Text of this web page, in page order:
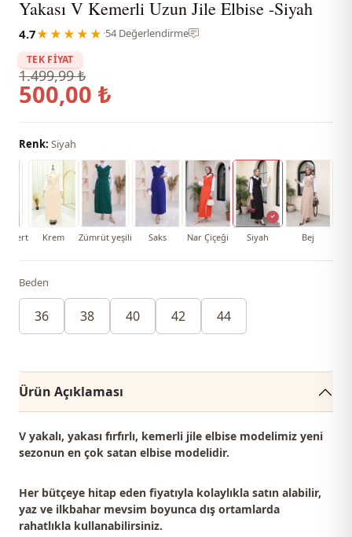
Yakası V Kemerli Uzun Jile Elbise -Siyah
4.7★★★★★ ·54 Değerlendirme
TEK FİYAT
1.499,99 ₺
500,00 ₺
Renk: Siyah
Krem Zümrüt yeşili Saks Nar Çiçeği Siyah Bej
Beden
36 38 40 42 44
Ürün Açıklaması
V yakalı, yakası fırfırlı, kemerli jile elbise modelimiz yeni
sezonun en çok satan elbise modelidir.
Her bütçeye hitap eden fiyatıyla kolaylıkla satın alabilir,
yaz ve ilkbahar mevsim boyunca dış ortamlarda
rahatlıkla kullanabilirsiniz.